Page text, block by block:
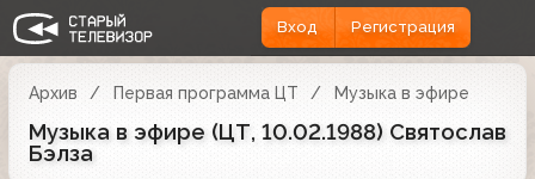
Вход Регистрация
Архив Первая программа ЦТ Музыка в эфире
Музыка в эфире (ЦТ, 10.02.1988) Святослав
Бэлза